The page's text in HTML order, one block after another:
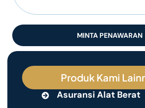
MINTA PENAWARAN
Produk Kami
Asuransi Alat Berat